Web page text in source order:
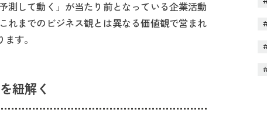
測して動く」が当たり前となっている企業活動
れまでのビジネス観とは異なる価値観で営まれ
す。
紐解く